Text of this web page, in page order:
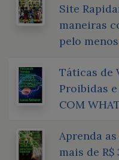
Site
maneiras
pelo
Táticas de
Proibidas e
COM
Aprenda
mais de